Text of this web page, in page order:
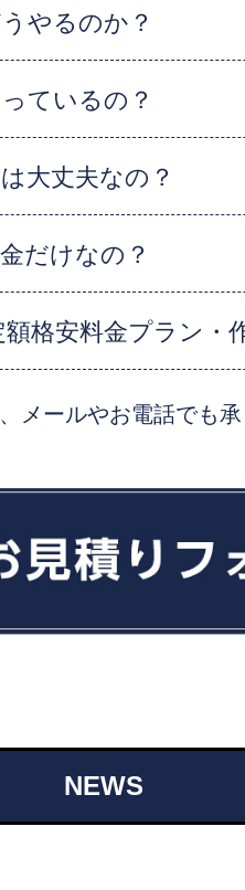
やるのか？
ているの？
大丈夫なの？
だけなの？
格安料金プラン・
メールやお電話でも
NEWS